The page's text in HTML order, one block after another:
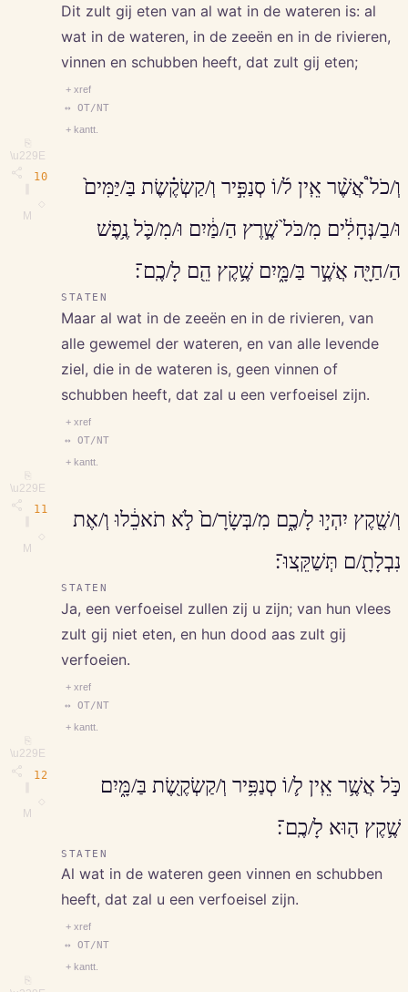
⎘
\u229E
M
Dit zult gij eten van al wat in de wateren is: al
wat in de wateren, in de zeeën en in de rivieren,
vinnen en schubben heeft, dat zult gij eten;
+ xref
↔ OT/NT
+ kantt.
10
⎘
\u229E
M
וְ/כֹל֩ אֲשֶׁ֨ר אֵֽין ל֜/וֹ סְנַפִּ֣יר וְ/קַשְׂקֶ֗שֶׂת בַּ/יַּמִּים֙
וּ/בַ/נְּחָלִ֔ים מִ/כֹּל֙ שֶׁ֣רֶץ הַ/מַּ֔יִם וּ/מִ/כֹּ֛ל נֶ֥פֶשׁ
הַ/חַיָּ֖ה אֲשֶׁ֣ר בַּ/מָּ֑יִם שֶׁ֥קֶץ הֵ֖ם לָ/כֶֽם־׃
STATEN
Maar al wat in de zeeën en in de rivieren, van
alle gewemel der wateren, en van alle levende
ziel, die in de wateren is, geen vinnen of
schubben heeft, dat zal u een verfoeisel zijn.
+ xref
↔ OT/NT
+ kantt.
11
⎘
\u229E
M
וְ/שֶׁ֖קֶץ יִהְי֣וּ לָ/כֶ֑ם מִ/בְּשָׂרָ/ם֙ לֹ֣א תֹאכֵ֔לוּ וְ/אֶת
נִבְלָתָ֖/ם תְּשַׁקֵּֽצוּ־׃
STATEN
Ja, een verfoeisel zullen zij u zijn; van hun vlees
zult gij niet eten, en hun dood aas zult gij
verfoeien.
+ xref
↔ OT/NT
+ kantt.
12
⎘
כֹּ֣ל אֲשֶׁ֥ר אֵֽין ל֛/וֹ סְנַפִּ֥יר וְ/קַשְׂקֶ֖שֶׂת בַּ/מָּ֑יִם
שֶׁ֥קֶץ ה֖וּא לָ/כֶֽם־׃
STATEN
Al wat in de wateren geen vinnen en schubben
heeft, dat zal u een verfoeisel zijn.
+ xref
↔ OT/NT
+ kantt.